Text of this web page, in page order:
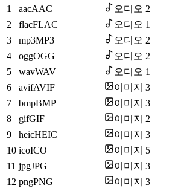
1
aacAAC 오디오 2
2
flacFLAC 오디오 1
3
mp3MP3 오디오 2
4
oggOGG 오디오 2
5
wavWAV 오디오 1
6
avifAVIF 이미지 3
7
bmpBMP 이미지 3
8
gifGIF 이미지
2
9
heicHEIC 이미지 3
10 icoICO 이미지
5
11 jpgJPG 이미지 3
12 pngPNG 이미지 3